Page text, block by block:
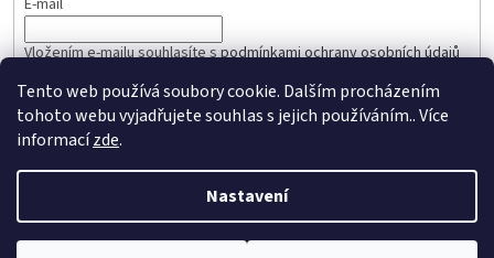
Tento web používá soubory cookie. Dalším procházením
tohoto webu vyjadřujete souhlas s jejich používáním.. Více
informacízde.
Nastavení
Vložením e-mailu souhlasíte spodmínkami ochrany osobních údajů
PŘIHLÁSIT SE
Vytvořil Shoptet